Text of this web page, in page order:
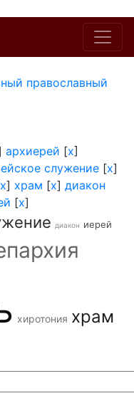
православный
архиерей [x]
служение [x]
x] храм [x] диакон
[x]
диакон иерей
хиротония храм